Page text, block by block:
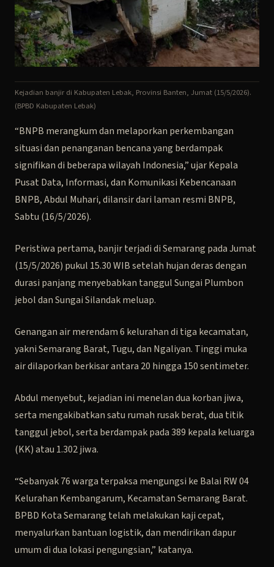
Kejadian banjir di Kabupaten Lebak, Provinsi Banten, Jumat (15/5/2026).
(BPBD Kabupaten Lebak)
“BNPB merangkum dan melaporkan perkembangan
situasi dan penanganan bencana yang berdampak
signifikan di beberapa wilayah Indonesia,” ujar Kepala
Pusat Data, Informasi, dan Komunikasi Kebencanaan
BNPB, Abdul Muhari, dilansir dari laman resmi BNPB,
Sabtu (16/5/2026).
Peristiwa pertama, banjir terjadi di Semarang pada Jumat
(15/5/2026) pukul 15.30 WIB setelah hujan deras dengan
durasi panjang menyebabkan tanggul Sungai Plumbon
jebol dan Sungai Silandak meluap.
Genangan air merendam 6 kelurahan di tiga kecamatan,
yakni Semarang Barat, Tugu, dan Ngaliyan. Tinggi muka
air dilaporkan berkisar antara 20 hingga 150 sentimeter.
Abdul menyebut, kejadian ini menelan dua korban jiwa,
serta mengakibatkan satu rumah rusak berat, dua titik
tanggul jebol, serta berdampak pada 389 kepala keluarga
(KK) atau 1.302 jiwa.
“Sebanyak 76 warga terpaksa mengungsi ke Balai RW 04
Kelurahan Kembangarum, Kecamatan Semarang Barat.
BPBD Kota Semarang telah melakukan kaji cepat,
menyalurkan bantuan logistik, dan mendirikan dapur
umum di dua lokasi pengungsian,” katanya.